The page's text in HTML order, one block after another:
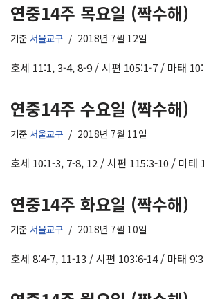
연중14주 목요일 (짝수해)
기준 서울교구 2018년 7월 12일
호세 11:1, 3-4, 8-9 / 시편 105:1-7 / 마태
연중14주 수요일 (짝수해)
기준 서울교구 2018년 7월 11일
호세 10:1-3, 7-8, 12 / 시편 115:3-10 / 마태
연중14주 화요일 (짝수해)
기준 서울교구 2018년 7월 10일
호세 8:4-7, 11-13 / 시편 103:6-14 / 마태